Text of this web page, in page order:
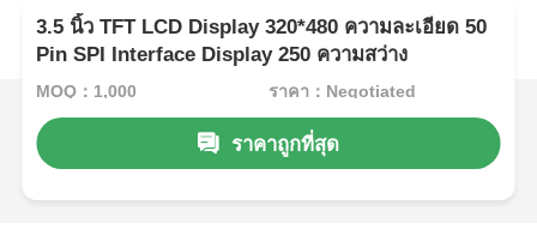
3.5 นิ้ว TFT LCD Display 320*480 ความละเอียด 50
Pin SPI Interface Display 250 ความสว่าง
MOQ：1,000 ราคา：Negotiated
ราคาถูกที่สุด